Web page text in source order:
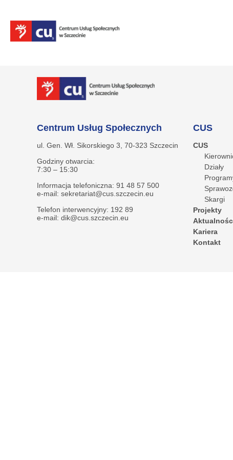
Centrum Usług Społecznych
ul. Gen. Wł. Sikorskiego 3, 70-323 Szczecin
Godziny otwarcia:
7:30 – 15:30
Informacja telefoniczna: 91 48 57 500
e-mail: sekretariat@cus.szczecin.eu
Telefon interwencyjny: 192 89
e-mail: dik@cus.szczecin.eu
CUS
CUS
Działy
Skargi
Projekty
Kariera
Kontakt